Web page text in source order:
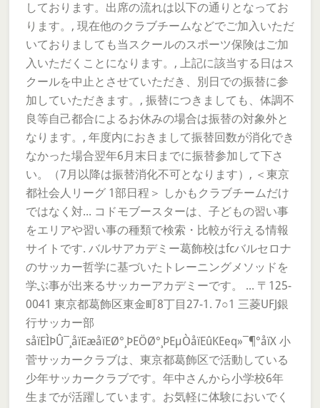
しております。出席の流れは以下の通りとなってお
ります。, 現在他のクラブチームなどでご加入いただ
いておりましても当スクールのスポーツ保険はご加
入いただくことになります。, 上記に該当する日はス
クールを中止とさせていただき、別日での振替に参
加していただきます。, 振替につきましても、体調不
良等自己都合によるお休みの場合は振替の対象外と
なります。, 年度内におきまして振替回数が消化でき
なかった場合翌年6月末日までに振替参加して下さ
い。（7月以降は振替消化不可となります）, ＜東京
都社会人リーグ 1部日程＞ しかもクラブチームだけ
ではなく対... コドモブースターは、子どもの習い事
をエリアや習い事の種類で検索・比較が行える情報
サイトです. バルサアカデミー葛飾校はfcバルセロナ
のサッカー哲学に基づいたトレーニングメソッドを
学ぶ事が出来るサッカーアカデミーです。 ... 〒125-
0041 東京都葛飾区東金町8丁目27-1. 7○1 三菱UFJ銀
行サッカー部
såïEÌÞÛ¯¸åïEæåïEØ°¸ÞEÖØ°¸ÞEµÒåïEûKEeq»¯¶°åïX 小
菅サッカークラブは、東京都葛飾区で活動している
少年サッカークラブです。年中さんから小学校6年
生までが活躍しています。お気軽に体験においでく